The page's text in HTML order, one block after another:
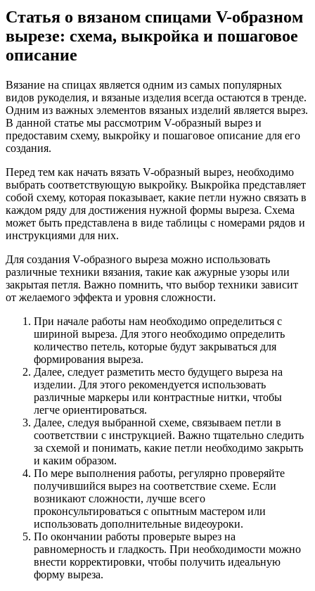
Статья о вязаном спицами V-образном
вырезе: схема, выкройка и пошаговое
описание
Вязание на спицах является одним из самых популярных
видов рукоделия, и вязаные изделия всегда остаются в тренде.
Одним из важных элементов вязаных изделий является вырез.
В данной статье мы рассмотрим V-образный вырез и
предоставим схему, выкройку и пошаговое описание для его
создания.
Перед тем как начать вязать V-образный вырез, необходимо
выбрать соответствующую выкройку. Выкройка представляет
собой схему, которая показывает, какие петли нужно связать в
каждом ряду для достижения нужной формы выреза. Схема
может быть представлена в виде таблицы с номерами рядов и
инструкциями для них.
Для создания V-образного выреза можно использовать
различные техники вязания, такие как ажурные узоры или
закрытая петля. Важно помнить, что выбор техники зависит
от желаемого эффекта и уровня сложности.
При начале работы нам необходимо определиться с
шириной выреза. Для этого необходимо определить
количество петель, которые будут закрываться для
формирования выреза.
Далее, следует разметить место будущего выреза на
изделии. Для этого рекомендуется использовать
различные маркеры или контрастные нитки, чтобы
легче ориентироваться.
Далее, следуя выбранной схеме, связываем петли в
соответствии с инструкцией. Важно тщательно следить
за схемой и понимать, какие петли необходимо закрыть
и каким образом.
По мере выполнения работы, регулярно проверяйте
получившийся вырез на соответствие схеме. Если
возникают сложности, лучше всего
проконсультироваться с опытным мастером или
использовать дополнительные видеоуроки.
По окончании работы проверьте вырез на
равномерность и гладкость. При необходимости можно
внести корректировки, чтобы получить идеальную
форму выреза.